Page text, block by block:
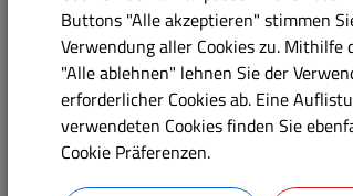
zurück zum Ausgangspunkt.
Der Ökumenische Wanderweg soll
Buttons "Alle akzeptieren" stimmen
Verwendung aller Cookies zu. Mithilfe
"Alle ablehnen" lehnen Sie der
erforderlicher Cookies ab. Eine
verwendeten Cookies finden Sie
Cookie Präferenzen.